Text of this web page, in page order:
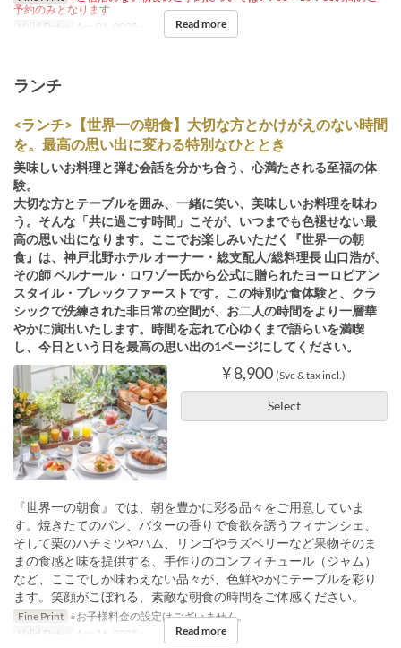
予約のみとなります
Valid Dates
Apr 01, 2025 ~ Read more
ランチ
<ランチ>【世界一の朝食】大切な方とかけがえのない時間
を。最高の思い出に変わる特別なひととき
美味しいお料理と弾む会話を分かち合う、心満たされる至福の体
験。
大切な方とテーブルを囲み、一緒に笑い、美味しいお料理を味わ
う。そんな「共に過ごす時間」こそが、いつまでも色褪せない最
高の思い出になります。ここでお楽しみいただく『世界一の朝
食』は、神戸北野ホテル オーナー・総支配人/総料理長 山口浩が、
その師 ベルナール・ロワゾー氏から公式に贈られたヨーロピアン
スタイル・ブレックファーストです。この特別な食体験と、クラ
シックで洗練された非日常の空間が、お二人の時間をより一層華
やかに演出いたします。時間を忘れて心ゆくまで語らいを満喫
し、今日という日を最高の思い出の1ページにしてください。
¥ 8,900 (Svc & tax incl.)
Select
『世界一の朝食』では、朝を豊かに彩る品々をご用意していま
す。焼きたてのパン、バターの香りで食欲を誘うフィナンシェ、
そして栗のハチミツやハム、リンゴやラズベリーなど果物そのま
まの食感と味を提供する、手作りのコンフィチュール（ジャム）
など、ここでしか味わえない品々が、色鮮やかにテーブルを彩り
ます。笑顔がこぼれる、素敵な朝食の時間をご体感ください。
Fine Print ※お子様料金の設定はございません。
Valid Dates
Apr 16, 2025 ~ Read more